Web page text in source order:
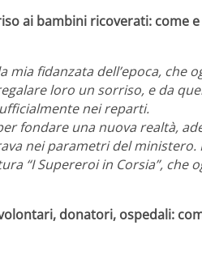
ai bambini ricoverati: come
mia fidanzata dell’epoca, che
loro un sorriso, e da
nei reparti.
fondare una nuova realtà,
nei parametri del ministero.
“I Supereroi in Corsia”, che
donatori, ospedali: